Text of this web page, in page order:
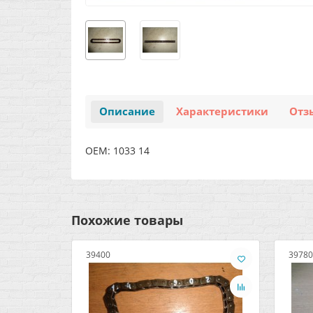
Описание Характеристики
OEM: 1033 14
Похожие товары
39400 39780